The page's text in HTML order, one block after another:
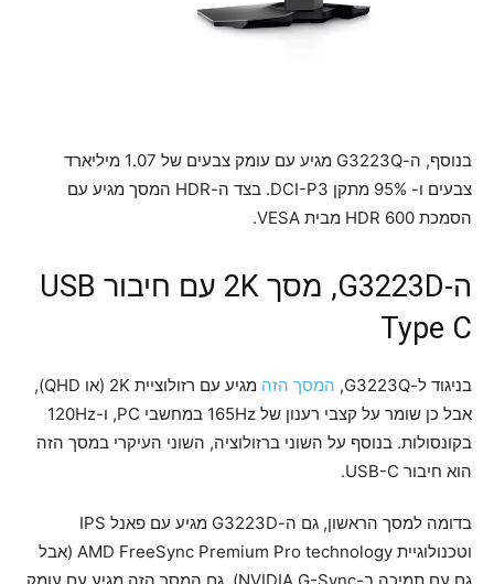
בנוסף, ה-G3223Q מגיע עם עומק צבעים של 1.07 מיליארד
צבעים ו- 95% מתקן DCI-P3. בצד ה-HDR המסך מגיע עם
הסמכת HDR 600 מבית VESA.
ה-G3223D, מסך 2K עם חיבור USB
Type C
בניגוד ל-G3223Q, המסך הזה
מגיע עם רזולוציית 2K (או QHD),
אבל כן שומר על קצבי רענון של 165Hz במחשבי PC, ו-120Hz
בקונסולות. בנוסף על השוני ברזולוציה, השוני העיקרי במסך הזה
הוא חיבור USB-C.
בדומה למסך הראשון, גם ה-G3223D מגיע עם פאנל IPS
וטכנולוגיית AMD FreeSync Premium Pro technology (אבל